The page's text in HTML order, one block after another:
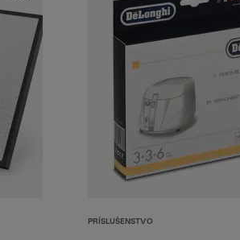
PRÍSLUŠENSTVO